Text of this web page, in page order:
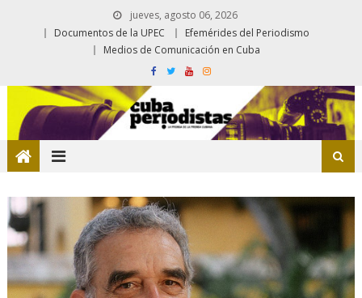
jueves, agosto 06, 2026
Documentos de la UPEC
Efemérides del Periodismo
Medios de Comunicación en Cuba